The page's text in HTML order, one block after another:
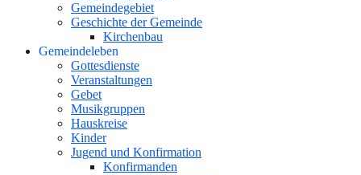
Gemeindegebiet
Geschichte der Gemeinde
Kirchenbau
Gemeindeleben
Gottesdienste
Veranstaltungen
Gebet
Musikgruppen
Hauskreise
Kinder
Jugend und Konfirmation
Konfirmanden